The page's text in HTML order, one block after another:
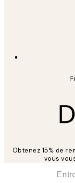
Obtenez 15% de
vous